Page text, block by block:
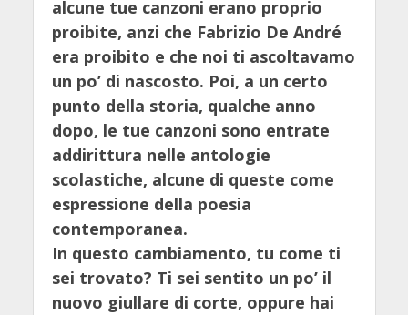
alcune tue canzoni erano proprio
proibite, anzi che Fabrizio De André
era proibito e che noi ti ascoltavamo
un po’ di nascosto. Poi, a un certo
punto della storia, qualche anno
dopo, le tue canzoni sono entrate
addirittura nelle antologie
scolastiche, alcune di queste come
espressione della poesia
contemporanea.
In questo cambiamento, tu come ti
sei trovato? Ti sei sentito un po’ il
nuovo giullare di corte, oppure hai